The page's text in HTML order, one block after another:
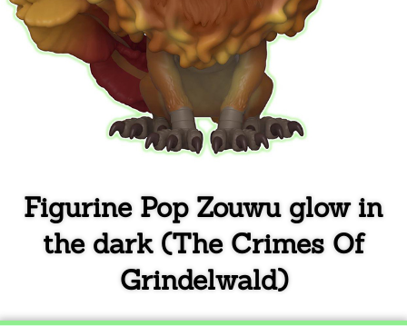
Figurine Pop Zouwu glow in
the dark (The Crimes Of
Grindelwald)